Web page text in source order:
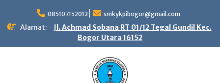
content
085107152012 smkykpibogor@gmail.com
Alamat:
Jl. Achmad Sobana RT 01/12 Tegal Gundil Kec.
Bogor Utara 16152